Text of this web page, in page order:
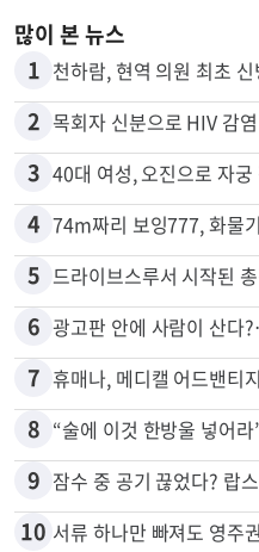
많이 본 뉴스
1
2 목회자 신분으로 HIV 감
3 40대 여성, 오진으로 자궁
4
5 드라이브스루서 시작된
6 광고판 안에 사람이 산다
7 휴매나, 메디캘 어드밴티
8
9
10